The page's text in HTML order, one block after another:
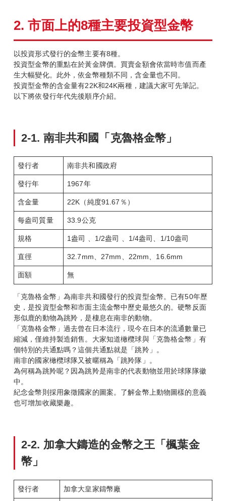
2.市面上的8種主要投資型金幣
以投資形式發行的金幣主要有8種。
投資型金幣的重點在於黃金牌價。買賣金額會依當時市值而產
生大幅變化。此外，依金幣種類不同，含金量也不同。
投資型金幣的含金量有22K和24K兩種，建議大家可先筆記。
以下將依發行年代先後順序介紹。
2-1. 南非共和國「克魯格金幣」
發行者 南非共和國政府
發行年 1967年
含金量 22K（純度91.67％）
每盎司質量 33.9公克
規格 1盎司 、1/2盎司 、1/4盎司、1/10盎司
直徑 32.7mm、27mm、22mm、16.6mm
面額 無
「克魯格金幣」為南非共和國發行的投資型金幣。已有50年歷
史，是投資型金幣和市面主流金幣中歷史最悠久的。硬幣反面
形似鹿的動物為跳羚，是棲息在南非的動物。
「克魯格金幣」過去曾在日本流行，現今在日本的流通數量已
縮減，僅維持製造銷售。大家知道橄欖球與「克魯格金幣」有
個特別的共通點嗎？這個共通點就是「跳羚」。
南非的國家橄欖球隊又被暱稱為「跳羚隊」。
為何稱為跳羚呢？因為跳羚是南非的代表動物並用於球隊隊徽
中。
紀念金幣則採用象徵國家的圖案。了解金幣上動物圖樣的意義
也可增加收藏樂趣。
2-2. 加拿大鑄造的金幣之王「楓葉金
幣」
發行者 加拿大皇家鑄幣廠